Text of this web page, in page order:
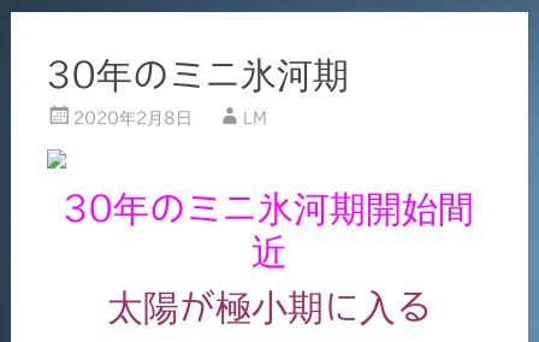
30年のミニ氷河期
2020年2月8日 LM
30年のミニ氷河期開始間
近
太陽が極小期に入る